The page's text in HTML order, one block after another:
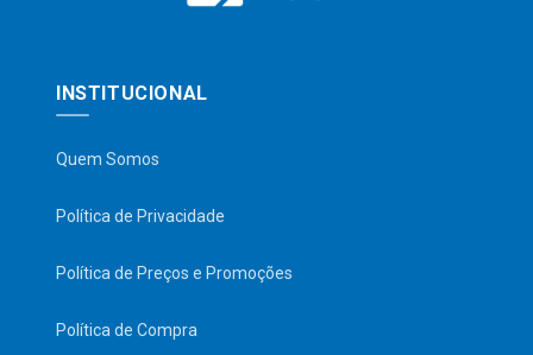
INSTITUCIONAL
Quem Somos
Política de Privacidade
Política de Preços e Promoções
Política de Compra